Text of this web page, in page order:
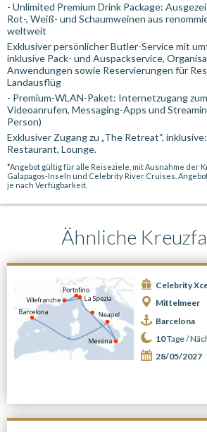
- Unlimited Premium Drink Package:
Rot-, Weiß- und Schaumweinen aus
weltweit
Exklusiver persönlicher Butler-Service mit
inklusive Pack- und Auspackservice,
Anwendungen sowie Reservierungen für
Landausflüg
- Premium-WLAN-Paket: Internetzugang
Videoanrufen, Messaging-Apps und
Person)
Exklusiver Zugang zu „The Retreat“,
Restaurant, Lounge.
*Angebot gültig für alle Reiseziele, mit Ausnahme der
Galapagos-Inseln und Celebrity River Cruises.
je nach Verfügbarkeit.
Ähnliche
Celebrity
Mittelmeer
Barcelona
10Tage /
28/05/2027